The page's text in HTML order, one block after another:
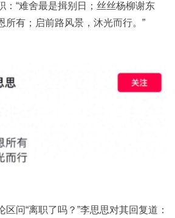
：“难舍最是揖别日；丝丝杨柳谢东
所有；启前路风景，沐光而行。”
区问“离职了吗？”李思思对其回复道：